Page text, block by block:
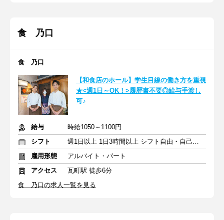
食 乃口
食 乃口
【和食店のホール】学生目線の働き方を重視
★<週1日～OK！>履歴書不要◎給与手渡し
可♪
給与
時給1050～1100円
シフト
週1日以上 1日3時間以上 シフト自由・自己申告
雇用形態
アルバイト・パート
アクセス
瓦町駅 徒歩6分
食 乃口の求人一覧を見る